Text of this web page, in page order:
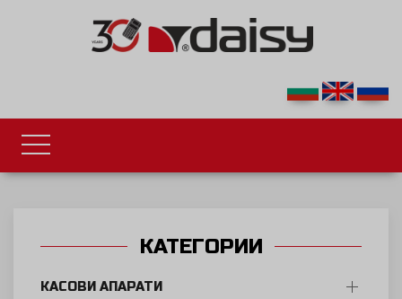
КАТЕГОРИИ
КАСОВИ АПАРАТИ